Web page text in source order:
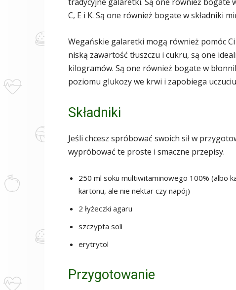
C, E i K. Są one również bogate w składniki
Wegańskie galaretki mogą również pomóc
niską zawartość tłuszczu i cukru, są one
kilogramów. Są one również bogate w
poziomu glukozy we krwi i zapobiega uczuciu
Składniki
Jeśli chcesz spróbować swoich sił w
wypróbować te proste i smaczne przepisy.
250 ml soku multiwitaminowego 100% (albo
kartonu, ale nie nektar czy napój)
2 łyżeczki agaru
szczypta soli
erytrytol
Przygotowanie